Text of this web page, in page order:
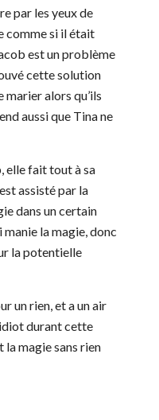
par les yeux de
comme si il était
est un problème
cette solution
marier alors qu’ils
aussi que Tina ne
elle fait tout à sa
assisté par la
dans un certain
manie la magie, donc
la potentielle
un rien, et a un air
durant cette
la magie sans rien